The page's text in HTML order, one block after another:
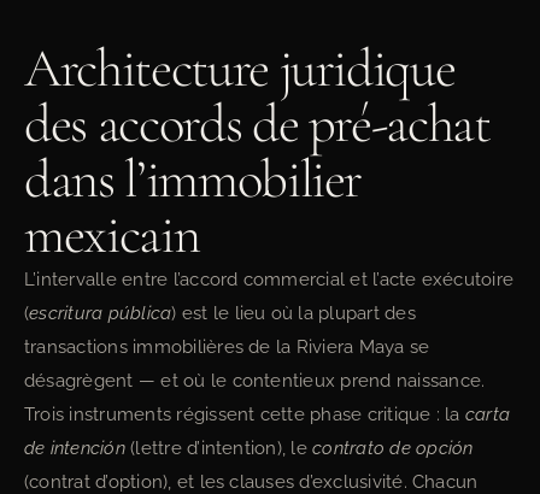
Architecture juridique
des accords de pré-achat
dans l’immobilier
mexicain
L’intervalle entre l’accord commercial et l’acte exécutoire
(escritura pública) est le lieu où la plupart des
transactions immobilières de la Riviera Maya se
désagrègent — et où le contentieux prend naissance.
Trois instruments régissent cette phase critique : la carta
de intención(lettre d’intention), lecontrato de opción
(contrat d’option), et les clauses d’exclusivité. Chacun